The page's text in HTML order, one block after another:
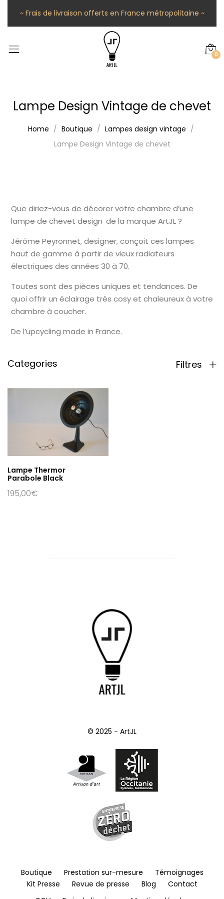
~ Frais de livraison offerts en France métropolitaine ~
0
Lampe Design Vintage de chevet
Home Boutique
Lampes design vintage
Lampe Design Vintage de chevet
Que diriez-vous de décorer votre chambre d’une
lampe de chevet design de la marque ArtJL ?
Jérôme Peyronnet, designer, conçoit ces lampes
haut de gamme à partir de vieux radiateurs
électriques des années 30 à 70.
Toutes sont des pièces uniques et tendances. De
quoi offrir un éclairage très cosy et chaleureux à votre
chambre à coucher.
De l’upcycling made in France.
Categories Filtres
Lampe Thermor
Parabole Black
195,00€
© 2025 - ArtJL
Boutique Prestation sur-mesure
Témoignages
Kit Presse
Revue de presse Blog
Contact